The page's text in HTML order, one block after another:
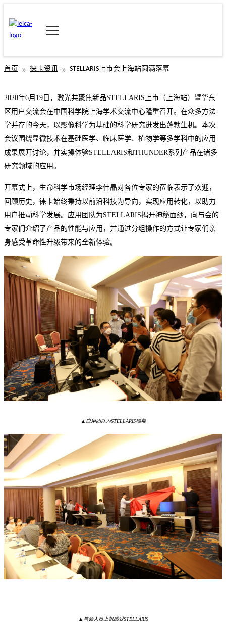
首页 徕卡资讯 STELLARIS上市会上海站圆满落幕
2020年6月19日，激光共聚焦新品STELLARIS上市 （上海站）暨华东
区用户交流会在中国科学院上海学术交流中心隆重召开。在众多方法
学并存的今天，以影像科学为基础的科学研究迸发出蓬勃生机。本次
会议围绕显微技术在基础医学、临床医学、植物学等多学科中的应用
成果展开讨论，并实操体验STELLARIS和THUNDER系列产品在诸多
研究领域的应用。
开幕式上，生命科学市场经理李伟晶对各位专家的莅临表示了欢迎，
回顾历史，徕卡始终秉持以前沿科技为导向，实现应用转化，以助力
用户推动科学发展。应用团队为STELLARIS揭开神秘面纱，向与会的
专家们介绍了产品的性能与应用，并通过分组操作的方式让专家们亲
身感受革命性升级带来的全新体验。
▲ 应用团队为STELLARIS揭幕
▲ 与会人员上机感受STELLARIS